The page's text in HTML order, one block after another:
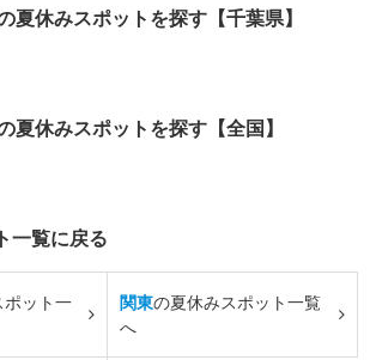
夏休みスポットを探す【千葉県】
夏休みスポットを探す【全国】
一覧に戻る
ット一
関東の夏休みスポット一覧
へ